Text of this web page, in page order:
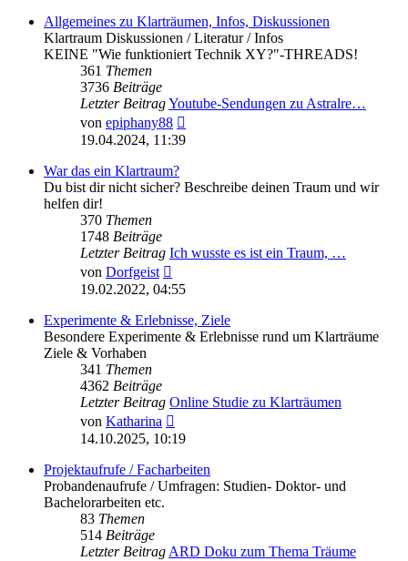
Allgemeines zu Klarträumen, Infos, Diskussionen
Klartraum Diskussionen / Literatur / Infos
KEINE "Wie funktioniert Technik XY?"-THREADS!
361 Themen
3736 Beiträge
Letzter BeitragYoutube-Sendungen zu Astralre…
von epiphany88
Beitrag
19.04.2024, 11:39
War das ein Klartraum?
Du bist dir nicht sicher? Beschreibe deinen Traum und wir
helfen dir!
370 Themen
1748 Beiträge
Letzter Beitrag Ich wusste es ist ein Traum, …
von Dorfgeist
Beitrag
19.02.2022, 04:55
Experimente & Erlebnisse, Ziele
Besondere Experimente & Erlebnisse rund um Klarträume
Ziele & Vorhaben
341 Themen
4362 Beiträge
Letzter Beitrag Online Studie zu Klarträumen
von Katharina
Beitrag
14.10.2025, 10:19
Projektaufrufe / Facharbeiten
Probandenaufrufe / Umfragen: Studien- Doktor- und
Bachelorarbeiten etc.
83 Themen
514 Beiträge
Letzter BeitragARD Doku zum Thema Träume